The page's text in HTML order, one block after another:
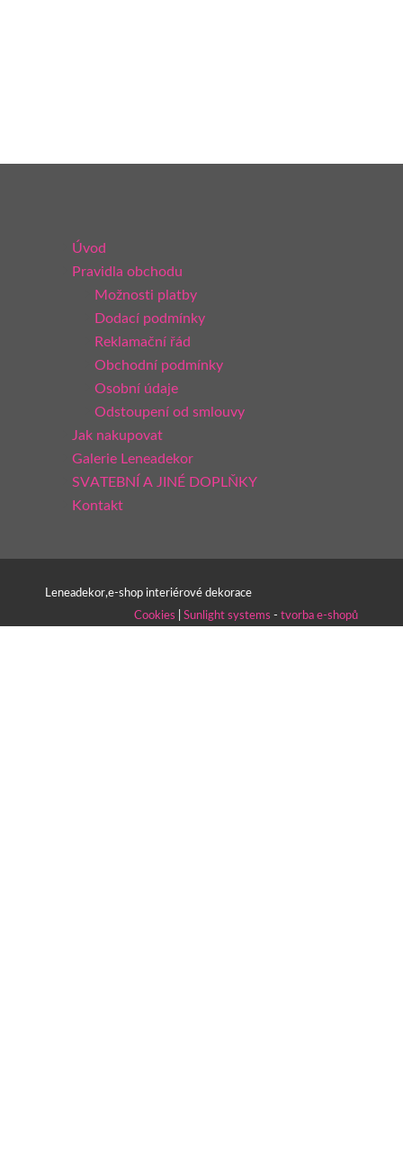
Úvod
Pravidla obchodu
Možnosti platby
Dodací podmínky
Reklamační řád
Obchodní podmínky
Osobní údaje
Odstoupení od smlouvy
Jak nakupovat
Galerie Leneadekor
SVATEBNÍ A JINÉ DOPLŇKY
Kontakt
Leneadekor,e-shop interiérové dekorace
Cookies
Sunlight systems - tvorba e-shopů